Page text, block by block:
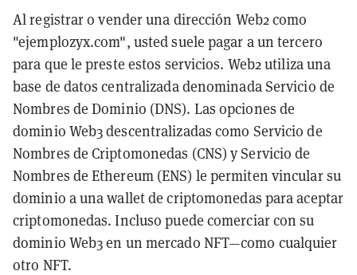
Al registrar o vender una dirección Web2 como
"ejemplozyx.com", usted suele pagar a un tercero
para que le preste estos servicios. Web2 utiliza una
base de datos centralizada denominada Servicio de
Nombres de Dominio (DNS). Las opciones de
dominio Web3 descentralizadas como Servicio de
Nombres de Criptomonedas (CNS) y Servicio de
Nombres de Ethereum (ENS) le permiten vincular su
dominio a una wallet de criptomonedas para aceptar
criptomonedas. Incluso puede comerciar con su
dominio Web3 en un mercado NFT—como cualquier
otro NFT.